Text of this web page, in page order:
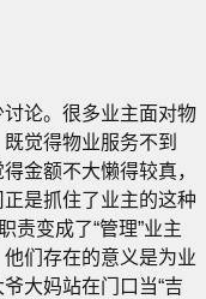
论。很多业主面对物
觉得物业服务不到
金额不大懒得较真，
是抓住了业主的这种
责变成了“管理”业主
们存在的意义是为业
大妈站在门口当“吉